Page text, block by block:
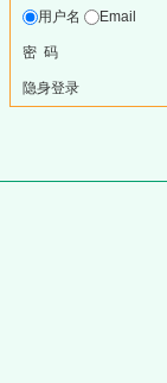
用户名
Email
密 码
隐身登录